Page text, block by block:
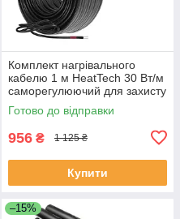
Комплект нагрівального
кабелю 1 м HeatTech 30 Вт/м
саморегулюючий для захисту
покрівлі труб водостоку
Готово до відправки
956 ₴ 1 125 ₴
Купити
–15%